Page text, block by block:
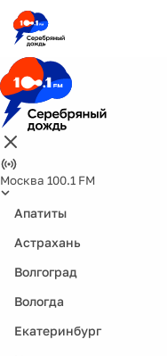
Москва 100.1 FM
Апатиты
Астрахань
Волгоград
Вологда
Екатеринбург